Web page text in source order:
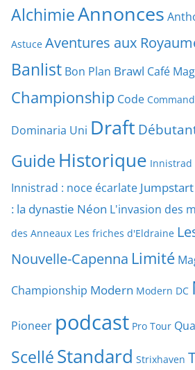
AlchimieAnnonces
Astuce Aventures aux
Banlist Bon Plan Brawl Café
Championship Code
Dominaria Uni Draft
Guide Historique Innistrad
Innistrad : noce écarlate Jumpstart
: la dynastie Néon L'invasion des
des Anneaux Les friches d'Eldraine
Nouvelle-Capenna Limité
Championship Modern Modern DC
Pioneer podcast Pro Tour
ScelléStandard Strixhaven